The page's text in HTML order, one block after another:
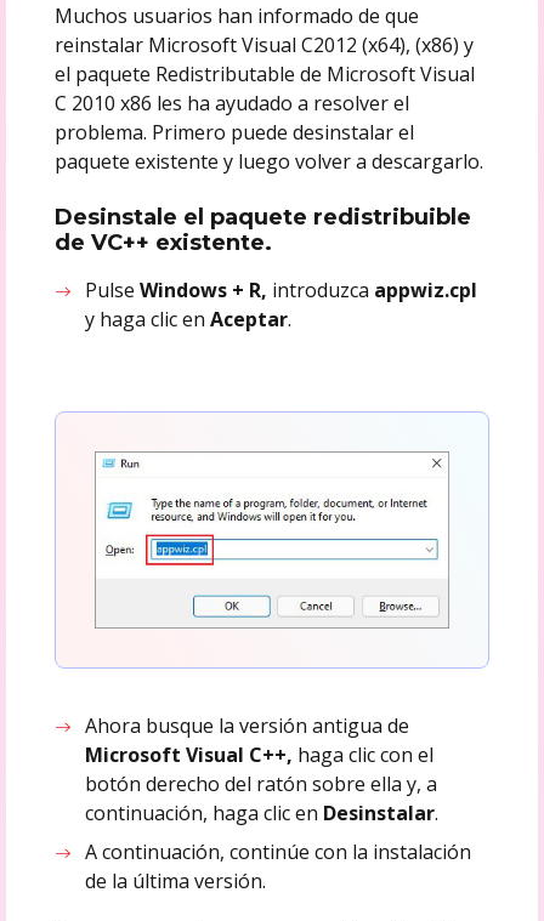
Muchos usuarios han informado de que
reinstalar Microsoft Visual C2012 (x64), (x86) y
el paquete Redistributable de Microsoft Visual
C 2010 x86 les ha ayudado a resolver el
problema. Primero puede desinstalar el
paquete existente y luego volver a descargarlo.
Desinstale el paquete redistribuible
de VC++ existente.
PulseWindows + R, introduzca appwiz.cpl
y haga clic enAceptar.
Ahora busque la versión antigua de
Microsoft Visual C++, haga clic con el
botón derecho del ratón sobre ella y, a
continuación, haga clic en Desinstalar.
A continuación, continúe con la instalación
de la última versión.